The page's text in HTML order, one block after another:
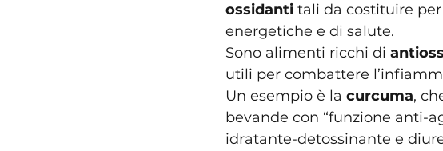
ossidanti tali da costituire
energetiche e di salute.
Sono alimenti ricchi di
utili per combattere
Un esempio è la curcuma,
bevande con “funzione anti-
idratante-detossinante e